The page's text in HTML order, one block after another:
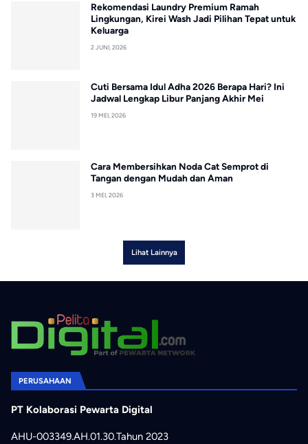
Rekomendasi Laundry Premium Ramah
Lingkungan, Kirei Wash Jadi Pilihan Tepat untuk
Keluarga
2 JUNI, 2026
Cuti Bersama Idul Adha 2026 Berapa Hari? Ini
Jadwal Lengkap Libur Panjang Akhir Mei
19 MEI, 2026
Cara Membersihkan Noda Cat Semprot di
Tangan dengan Mudah dan Aman
3 MEI, 2026
Lihat Lainnya
PERUSAHAAN
PT Kolaborasi Pewarta Digital
AHU-003349.AH.01.30.Tahun 2023